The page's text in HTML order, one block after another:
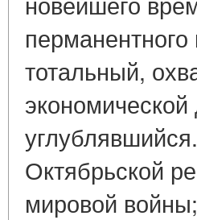
перманентного
тотальный,
Октябрьской
мировой